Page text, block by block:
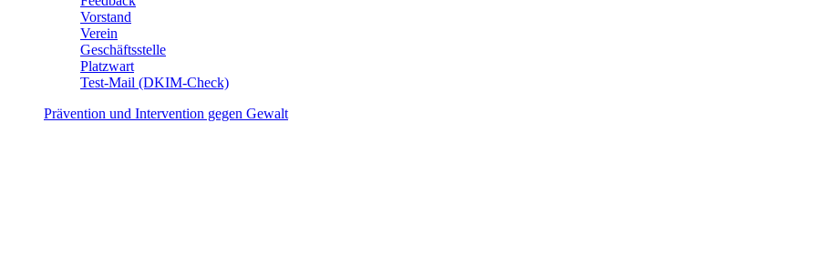
Vorstand
Verein
Geschäftsstelle
Platzwart
Test-Mail (DKIM-Check)
Prävention und Intervention gegen Gewalt